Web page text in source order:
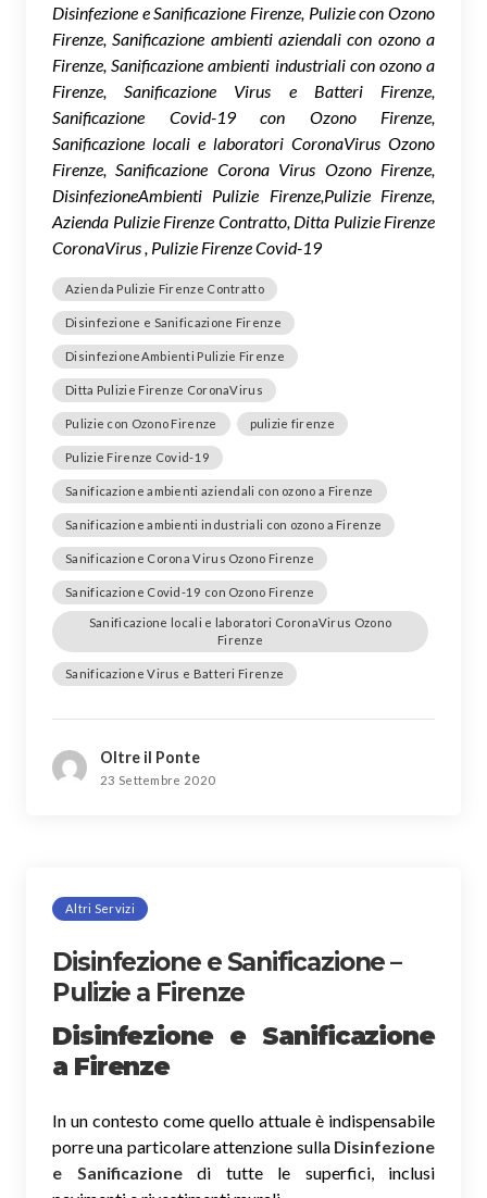
Disinfezione e Sanificazione Firenze, Pulizie con Ozono
Firenze, Sanificazione ambienti aziendali con ozono a
Firenze, Sanificazione ambienti industriali con ozono a
Firenze, Sanificazione Virus e Batteri Firenze,
Sanificazione Covid-19 con Ozono Firenze,
Sanificazione locali e laboratori CoronaVirus Ozono
Firenze, Sanificazione Corona Virus Ozono Firenze,
DisinfezioneAmbienti Pulizie Firenze,Pulizie Firenze,
Azienda Pulizie Firenze Contratto, Ditta Pulizie Firenze
CoronaVirus , Pulizie Firenze Covid-19
Azienda Pulizie Firenze Contratto
Disinfezione e Sanificazione Firenze
DisinfezioneAmbienti Pulizie Firenze
Ditta Pulizie Firenze CoronaVirus
Pulizie con Ozono Firenze pulizie firenze
Pulizie Firenze Covid-19
Sanificazione ambienti aziendali con ozono a Firenze
Sanificazione ambienti industriali con ozono a Firenze
Sanificazione Corona Virus Ozono Firenze
Sanificazione Covid-19 con Ozono Firenze
Sanificazione locali e laboratori CoronaVirus Ozono
Firenze
Sanificazione Virus e Batteri Firenze
Oltre il Ponte
23 Settembre 2020
Altri Servizi
Disinfezione e Sanificazione –
Pulizie a Firenze
Disinfezione e Sanificazione
a Firenze
In un contesto come quello attuale è indispensabile
porre una particolare attenzione sulla Disinfezione
e Sanificazionedi tutte le superfici, inclusi